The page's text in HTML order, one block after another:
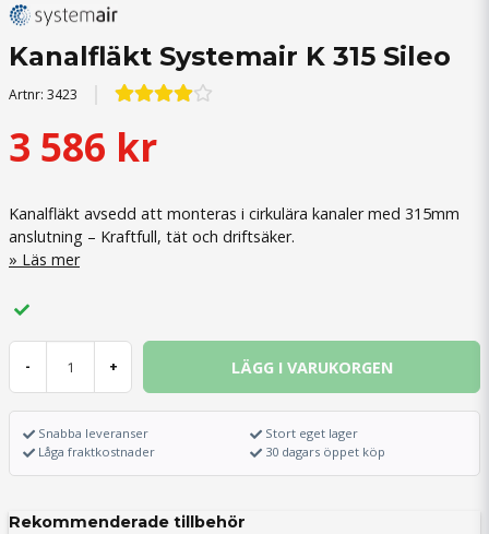
Kanalfläkt Systemair K 315 Sileo
Artnr: 3423
3 586 kr
Kanalfläkt avsedd att monteras i cirkulära kanaler med 315mm
anslutning – Kraftfull, tät och driftsäker.
Läs mer
- + LÄGG I VARUKORGEN
Snabba leveranser
Låga fraktkostnader
Stort eget lager
30 dagars öppet köp
Rekommenderade tillbehör